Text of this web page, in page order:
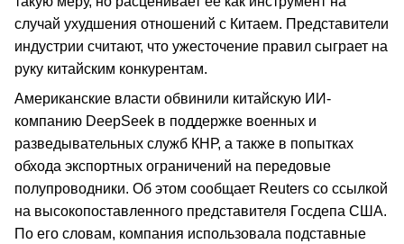
случай ухудшения отношений с Китаем. Представители
индустрии считают, что ужесточение правил сыграет на
руку китайским конкурентам.
Американские власти обвинили китайскую ИИ-
компанию DeepSeek в поддержке военных и
разведывательных служб КНР, а также в попытках
обхода экспортных ограничений на передовые
полупроводники. Об этом сообщает Reuters со ссылкой
на высокопоставленного представителя Госдепа США.
По его словам, компания использовала подставные